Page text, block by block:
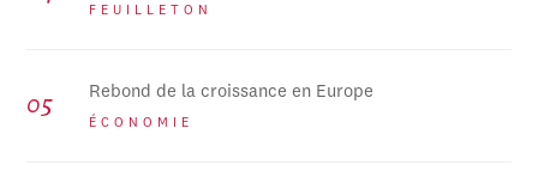
FEUILLETON
Rebond de la croissance en Europe
ÉCONOMIE